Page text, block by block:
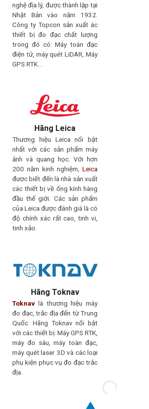
nghệ địa lý, được thành lập tại
Nhật Bản vào năm 1932.
Công ty Topcon sản xuất ác
thiết bị đo đạc chất lượng
trong đó có: Máy toàn đạc
điện tử, máy quét LiDAR, Máy
GPS RTK…
Hãng Leica
Thương hiệu Leica nổi bật
nhất với các sản phẩm máy
ảnh và quang học. Với hơn
200 năm kinh nghiệm, Leica
được biết đến là nhà sản xuất
các thiết bị về ống kính hàng
đầu thế giới. Các sản phẩm
của Leica được đánh giá là có
độ chính xác rất cao, tinh vi,
tinh xảo.
Hãng Toknav
Toknav là thương hiệu máy
đo đạc, trắc địa đến từ Trung
Quốc. Hãng Toknav nổi bật
với các thiết bị: Máy GPS RTK,
máy đo sâu, máy toàn đạc,
máy quét laser 3D và các loại
phụ kiện phục vụ đo đạc trắc
địa.